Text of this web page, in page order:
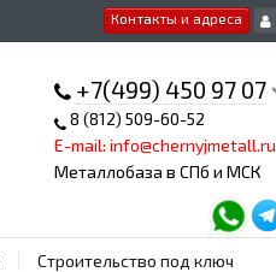
Контакты и адреса
+7(499) 450 97 07
8 (812) 509-60-52
E-mail: info@chernyjmetall.ru
Металлобаза в СПб и МСК
Строительство под ключ